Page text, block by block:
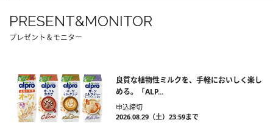
PRESENT&MONITOR
プレゼント＆モニター
良質な植物性ミルクを、手軽においしく楽し
める。「ALP...
申込締切
2026.08.29（土）23:59まで